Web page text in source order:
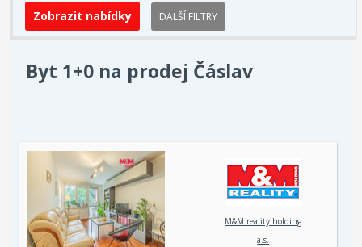
DALŠÍ FILTRY
Byt 1+0 na prodej Čáslav
M&M reality holding
a.s.